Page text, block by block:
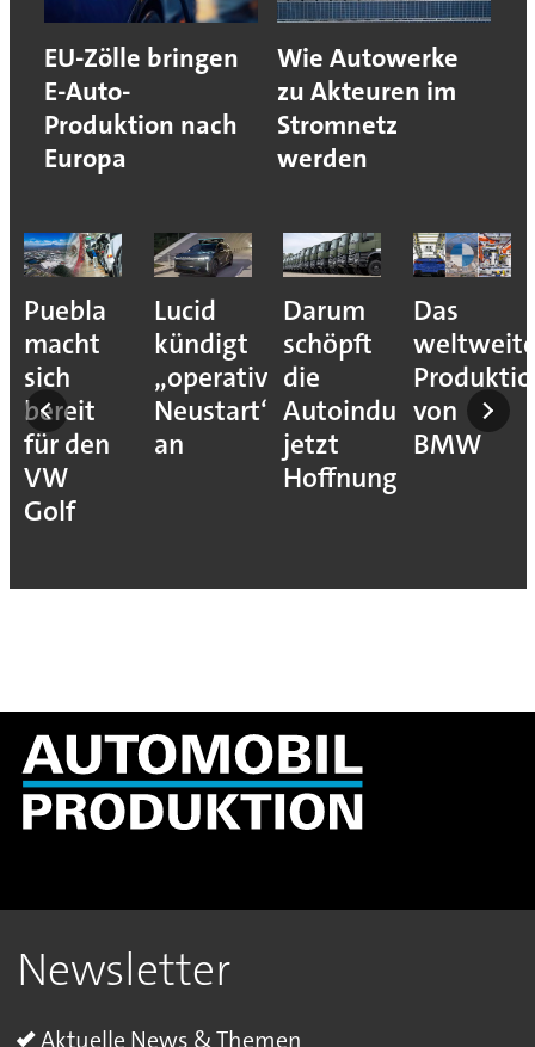
EU-Zölle bringen
E-Auto-
Produktion nach
Europa
Wie Autowerke
zu Akteuren im
Stromnetz
werden
Puebla
macht
sich
bereit
für den
VW
Golf
Lucid
kündigt
„operativen
Neustart“
an
Darum
schöpft
die
Autoindustrie
jetzt
Hoffnung
Das
von
BMW
Newsletter
Aktuelle News & Themen